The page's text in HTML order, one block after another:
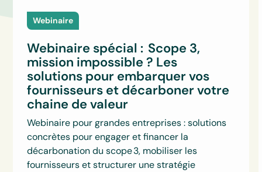
Webinaire
Webinaire spécial : Scope 3,
mission impossible ? Les
solutions pour embarquer vos
fournisseurs et décarboner votre
chaine de valeur
Webinaire pour grandes entreprises : solutions
concrètes pour engager et financer la
décarbonation du scope 3, mobiliser les
fournisseurs et structurer une stratégie